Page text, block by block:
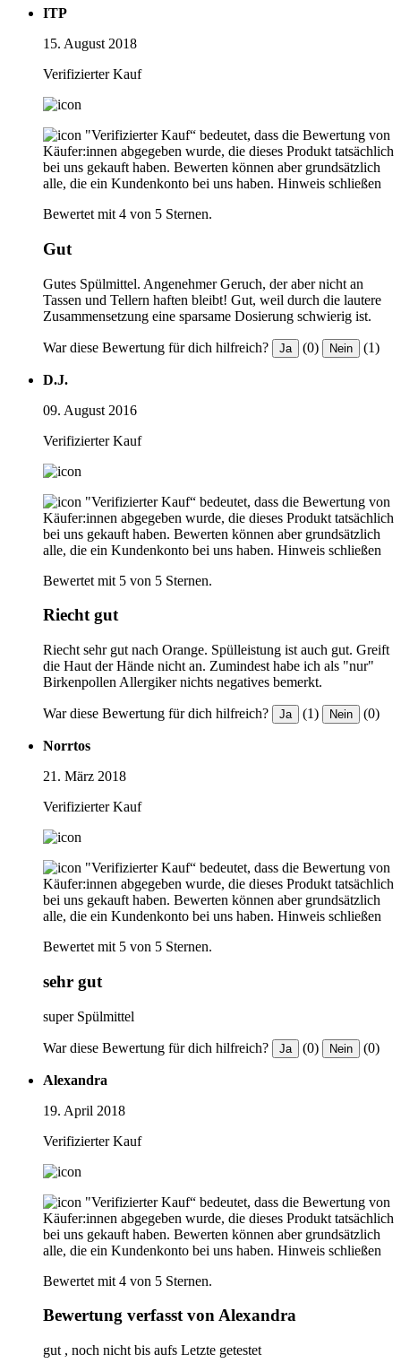
ITP
15. August 2018
Verifizierter Kauf
"Verifizierter Kauf“ bedeutet, dass die Bewertung von
Käufer:innen abgegeben wurde, die dieses Produkt tatsächlich
bei uns gekauft haben. Bewerten können aber grundsätzlich
alle, die ein Kundenkonto bei uns haben. Hinweis schließen
Bewertet mit 4 von 5 Sternen.
Gut
Gutes Spülmittel. Angenehmer Geruch, der aber nicht an
Tassen und Tellern haften bleibt! Gut, weil durch die lautere
Zusammensetzung eine sparsame Dosierung schwierig ist.
War diese Bewertung für dich hilfreich? Ja (0) Nein (1)
D.J.
09. August 2016
Verifizierter Kauf
"Verifizierter Kauf“ bedeutet, dass die Bewertung von
Käufer:innen abgegeben wurde, die dieses Produkt tatsächlich
bei uns gekauft haben. Bewerten können aber grundsätzlich
alle, die ein Kundenkonto bei uns haben. Hinweis schließen
Bewertet mit 5 von 5 Sternen.
Riecht gut
Riecht sehr gut nach Orange. Spülleistung ist auch gut. Greift
die Haut der Hände nicht an. Zumindest habe ich als "nur"
Birkenpollen Allergiker nichts negatives bemerkt.
War diese Bewertung für dich hilfreich? Ja (1) Nein (0)
Norrtos
21. März 2018
Verifizierter Kauf
"Verifizierter Kauf“ bedeutet, dass die Bewertung von
Käufer:innen abgegeben wurde, die dieses Produkt tatsächlich
bei uns gekauft haben. Bewerten können aber grundsätzlich
alle, die ein Kundenkonto bei uns haben. Hinweis schließen
Bewertet mit 5 von 5 Sternen.
sehr gut
super Spülmittel
War diese Bewertung für dich hilfreich? Ja (0) Nein (0)
Alexandra
19. April 2018
Verifizierter Kauf
"Verifizierter Kauf“ bedeutet, dass die Bewertung von
Käufer:innen abgegeben wurde, die dieses Produkt tatsächlich
bei uns gekauft haben. Bewerten können aber grundsätzlich
alle, die ein Kundenkonto bei uns haben. Hinweis schließen
Bewertet mit 4 von 5 Sternen.
Bewertung verfasst von Alexandra
gut , noch nicht bis aufs Letzte getestet